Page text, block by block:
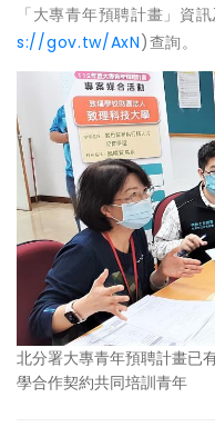
「大專青年預聘計畫」資
s://gov.tw/AxN)查詢。
北分署大專青年預聘計畫已
學合作契約共同培訓青年